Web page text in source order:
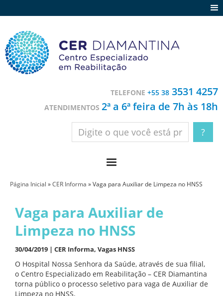
Contato
TELEFONE +55 38 3531 4257
ATENDIMENTOS 2ª a 6ª feira de 7h às 18h
Página Inicial »CER Informa »Vaga para Auxiliar de Limpeza no HNSS
Vaga para Auxiliar de
Limpeza no HNSS
30/04/2019 | CER Informa, Vagas HNSS
O Hospital Nossa Senhora da Saúde, através de sua filial,
o Centro Especializado em Reabilitação – CER Diamantina
torna público o processo seletivo para vaga de Auxiliar de
Limpeza no HNSS.